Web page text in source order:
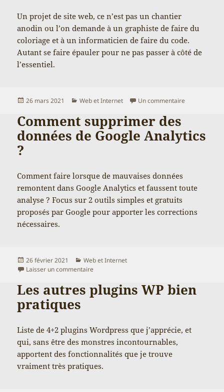
Un projet de site web, ce n’est pas un chantier
anodin ou l’on demande à un graphiste de faire du
coloriage et à un informaticien de faire du code.
Autant se faire épauler pour ne pas passer à côté de
l’essentiel.
Publié
26 mars 2021 Catégories
Web et Internet Un commentairesur On est
Comment supprimer des
données de Google Analytics
?
Comment faire lorsque de mauvaises données
remontent dans Google Analytics et faussent toute
analyse ? Focus sur 2 outils simples et gratuits
proposés par Google pour apporter les corrections
nécessaires.
Publié
le
26 février 2021 Catégories
Web et Internet
Laisser un commentairesur Comment supprimer des données de
Les autres plugins WP bien
pratiques
Liste de 4+2 plugins Wordpress que j’apprécie, et
qui, sans être des monstres incontournables,
apportent des fonctionnalités que je trouve
vraiment très pratiques.